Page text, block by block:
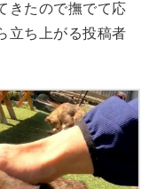
きたので撫でて応
立ち上がる投稿者